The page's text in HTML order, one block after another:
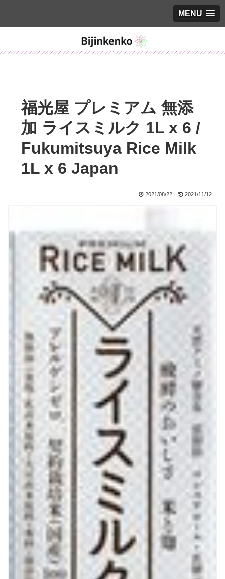
MENU
福光屋 プレミアム 無添
加 ライスミルク 1L x 6 /
Fukumitsuya Rice Milk
1L x 6 Japan
2021/08/22 2021/11/12